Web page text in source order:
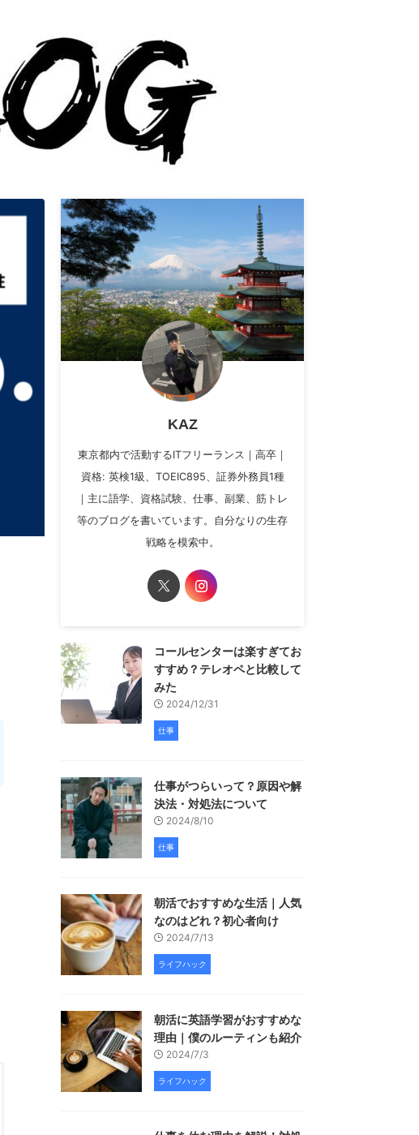
KAZ
東京都内で活動するITフリーランス｜高卒｜
資格: 英検1級、TOEIC895、証券外務員1種
｜主に語学、資格試験、仕事、副業、筋トレ
等のブログを書いています。自分なりの生存
戦略を模索中。
コールセンターは楽すぎてお
すすめ？テレオペと比較して
みた
2024/12/31
仕事
仕事がつらいって？原因や解
決法・対処法について
2024/8/10
仕事
朝活でおすすめな生活｜人気
なのはどれ？初心者向け
2024/7/13
ライフハック
朝活に英語学習がおすすめな
理由｜僕のルーティンも紹介
2024/7/3
ライフハック